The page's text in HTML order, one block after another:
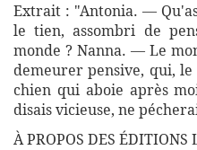
Extrait : "Antonia. —
le tien, assombri de
monde ? Nanna. — Le
demeurer pensive, qui,
chien qui aboie après
disais vicieuse, ne
À PROPOS DES ÉDITIONS